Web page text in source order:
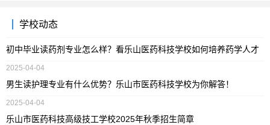
学校动态
初中毕业读药剂专业怎么样？看乐山医药科技学校如何培养药学人才
2025-04-04
男生读护理专业有什么优势？乐山市医药科技学校为你解答！
2025-04-04
乐山市医药科技高级技工学校2025年秋季招生简章